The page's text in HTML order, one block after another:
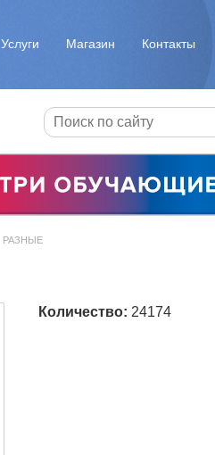
Услуги Магазин Контакты
РАЗНЫЕ
Количество: 24174